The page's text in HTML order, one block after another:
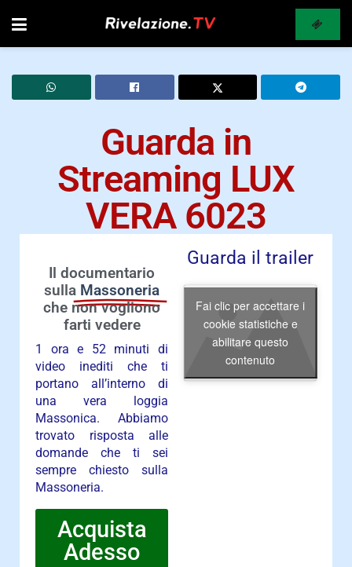
Guarda in
Streaming LUX
VERA 6023
Il documentario
sulla Massoneria
che non vogliono
farti vedere
1 ora e 52 minuti di
video inediti che ti
portano all’interno di
una vera loggia
Massonica. Abbiamo
trovato risposta alle
domande che ti sei
sempre chiesto sulla
Massoneria.
Acquista
Adesso
Guarda il trailer
Fai clic per accettare i
cookie statistiche e
abilitare questo
contenuto